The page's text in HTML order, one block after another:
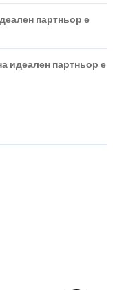
партньор е
идеален партньор е